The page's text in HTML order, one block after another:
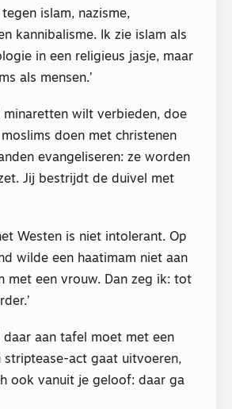
islam, nazisme,
kannibalisme. Ik zie islam als
in een religieus jasje, maar
als mensen.’
minaretten wilt verbieden, doe
doen met christenen
evangeliseren: ze worden
Jij bestrijdt de duivel met
Westen is niet intolerant. Op
wilde een haatimam niet aan
met een vrouw. Dan zeg ik: tot
daar aan tafel moet met een
striptease-act gaat uitvoeren,
ook vanuit je geloof: daar ga